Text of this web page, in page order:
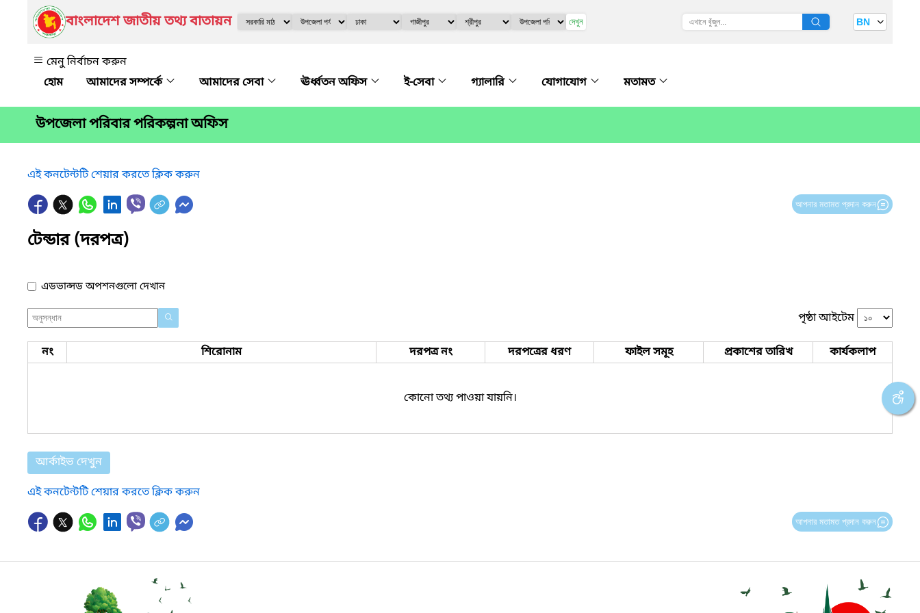
বাংলাদেশ জাতীয় তথ্য বাতায়ন দেখুন BN
মেনু নির্বাচন করুন
আমাদের সম্পর্কে
আমাদের সেবা ঊর্ধ্বতন অফিস ই-সেবা গ্যালারি যোগাযোগ মতামত
উপজেলা পরিবার পরিকল্পনা অফিস
এই কনটেন্টটি শেয়ার করতে ক্লিক করুন
আপনার মতামত প্রদান করুন
টেন্ডার (দরপত্র)
এডভান্সড অপশনগুলো দেখান
পৃষ্ঠা আইটেম
নং শিরোনাম দরপত্র নং দরপত্রের ধরণ ফাইল সমূহ প্রকাশের তারিখ কার্যকলাপ
কোনো তথ্য পাওয়া যায়নি।
আর্কাইভ দেখুন
এই কনটেন্টটি শেয়ার করতে ক্লিক করুন
আপনার মতামত প্রদান করুন